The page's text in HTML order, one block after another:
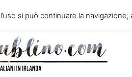
VIVERE IN IRLANDA
ITALIANI IN IRLANDA
NEWS
si può continuare la